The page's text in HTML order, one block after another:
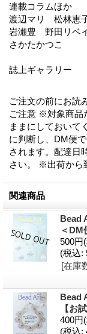
連載コラムほか
渡辺マリ 松林
岩瀬豊 野田リベ
さかたかつこ
誌上ギャラリー
ご注文の前にお読
ご注意 ※対象商品
ままにしておいて
に判断し、DM便
されます。配達日
さい。 ※出荷から
関連商品
Bead
＜DM
500円
(税込:
[在庫
Bead
【お
400円
(税込: